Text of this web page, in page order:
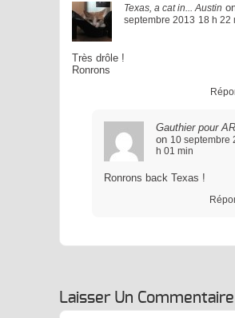
Texas, a cat in... Austin
septembre 2013 18 h 22
Très drôle !
Ronrons
Gauthier pour
on 10 septembre
h 01 min
Ronrons back Texas !
Laisser Un Commentaire